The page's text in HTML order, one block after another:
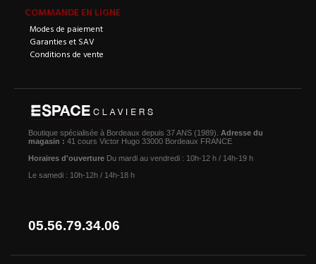
COMMANDE EN LIGNE
Modes de paiement
Garanties et SAV
Conditions de vente
Boutique spécialisée à Bordeaux depuis 37 ANS (1989). Adresse du
magasin : 41 cours Victor Hugo 33000 Bordeaux FRANCE
Horaires d'ouverture Du mardi au vendredi : 10h-12 h / 14h-19 h
Le samedi : 10h-12h / 14h-18 h
05.56.79.34.06